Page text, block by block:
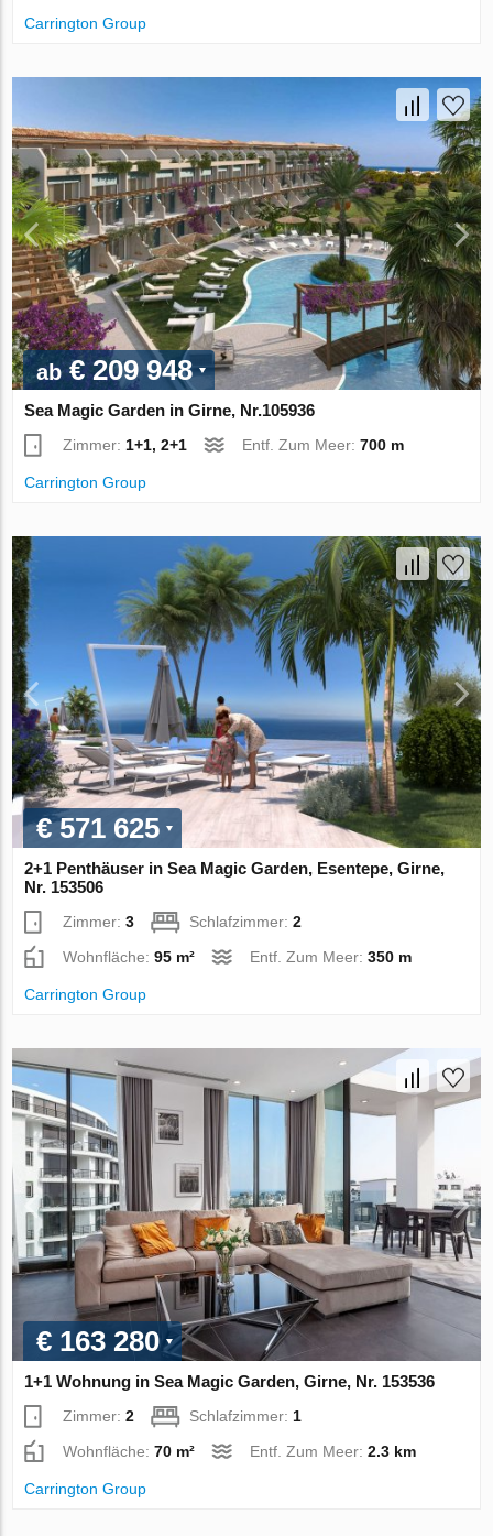
Carrington Group
ab€ 209 948
Sea Magic Garden in Girne, Nr.105936
Zimmer: 1+1, 2+1 Entf. Zum Meer:700 m
Carrington Group
€ 571 625
2+1 Penthäuser in Sea Magic Garden, Esentepe, Girne,
Nr. 153506
Zimmer:3 Schlafzimmer:2
Wohnfläche:95 m² Entf. Zum Meer:350 m
Carrington Group
€ 163 280
1+1 Wohnung in Sea Magic Garden, Girne, Nr. 153536
Zimmer:2 Schlafzimmer: 1
Wohnfläche:70 m² Entf. Zum Meer:2.3 km
Carrington Group